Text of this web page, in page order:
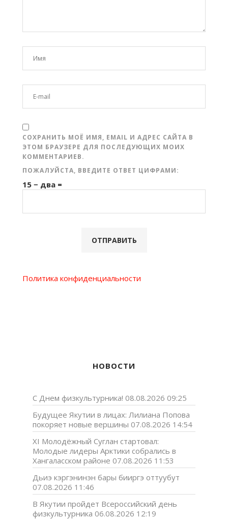
СОХРАНИТЬ МОЁ ИМЯ, EMAIL И АДРЕС САЙТА В
ЭТОМ БРАУЗЕРЕ ДЛЯ ПОСЛЕДУЮЩИХ МОИХ
КОММЕНТАРИЕВ.
ПОЖАЛУЙСТА, ВВЕДИТЕ ОТВЕТ ЦИФРАМИ:
15 − два =
Политика конфиденциальности
НОВОСТИ
С Днем физкультурника! 08.08.2026 09:25
Будущее Якутии в лицах: Лилиана Попова
покоряет новые вершины 07.08.2026 14:54
XI Молодёжный Суглан стартовал:
Молодые лидеры Арктики собрались в
Хангаласском районе 07.08.2026 11:53
Дьиэ кэргэнинэн бары бииргэ оттуубут
07.08.2026 11:46
В Якутии пройдет Всероссийский день
физкультурника 06.08.2026 12:19